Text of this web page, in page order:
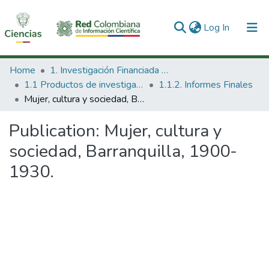
Log In (current)
Communities & Collections
All of DSpace
Home
1. Investigación Financiada con Recursos Públicos
1.1 Productos de investigación
1.1.2. Informes Finales
Mujer, cultura y sociedad, Barranquilla, 1900-1930.
Publication: Mujer, cultura y
sociedad, Barranquilla, 1900-
1930.